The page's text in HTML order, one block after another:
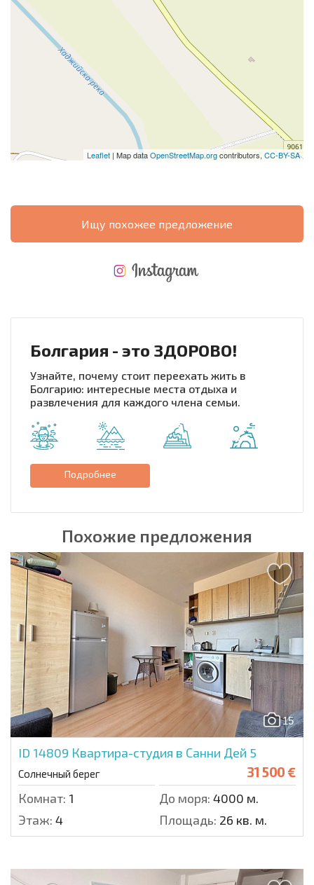
Leaflet | Map dataOpenStreetMap.orgcontributors, CC-BY-SA
Ищу похожее предложение
Болгария - это ЗДОРОВО!
Узнайте, почему стоит переехать жить в
Болгарию: интересные места отдыха и
развлечения для каждого члена семьи.
Подробнее
Похожие предложения
15
ID 14809 Квартира-студия в Санни Дей 5
Солнечный берег 31 500 €
Комнат: 1 До моря: 4000 м.
Этаж: 4 Площадь: 26 кв. м.